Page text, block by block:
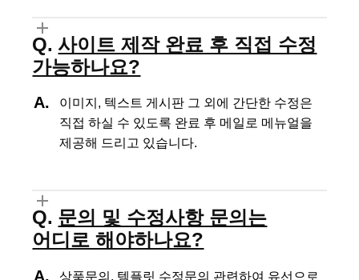
사이트 제작 완료 후 직접 수정
가능하나요?
이미지, 텍스트 게시판 그 외에 간단한 수정은
직접 하실 수 있도록 완료 후 메일로 메뉴얼을
제공해 드리고 있습니다.
문의 및 수정사항 문의는
어디로 해야하나요?
상품문의, 템플릿 수정문의 관련하여 유선으로